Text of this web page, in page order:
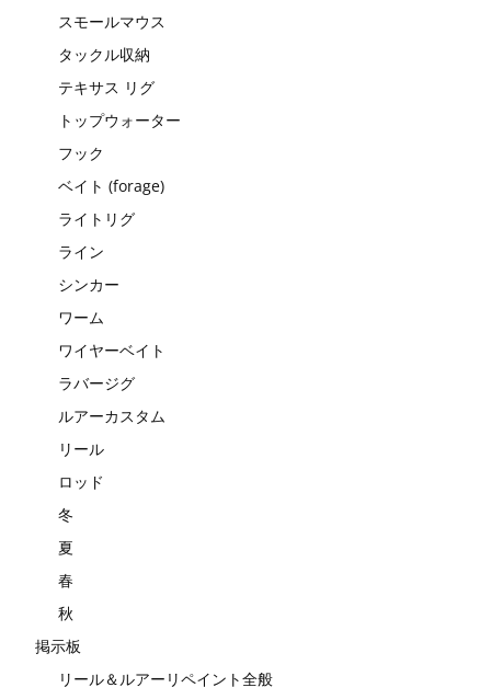
スモールマウス
タックル収納
テキサス リグ
トップウォーター
フック
ベイト (forage)
ライトリグ
ライン
シンカー
ワーム
ワイヤーベイト
ラバージグ
ルアーカスタム
リール
ロッド
冬
夏
春
秋
掲示板
リール＆ルアーリペイント全般